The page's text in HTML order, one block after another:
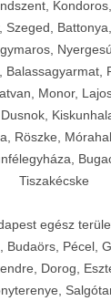
Szeged,
Balassagyarmat,
Monor,
Röszke,
Tiszakécske
egész
Budaörs, Pécel,
Dorog,